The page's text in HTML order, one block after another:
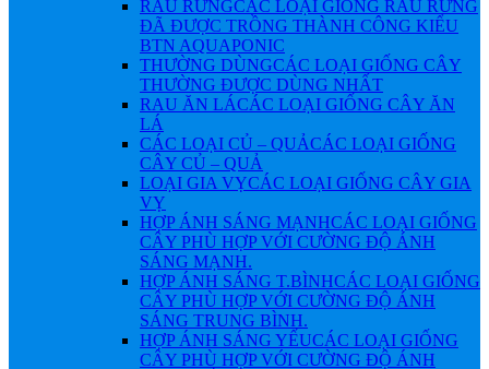
RAU RỪNGCÁC LOẠI GIỐNG RAU RỪNG
ĐÃ ĐƯỢC TRỒNG THÀNH CÔNG KIỂU
BTN AQUAPONIC
THƯỜNG DÙNGCÁC LOẠI GIỐNG CÂY
THƯỜNG ĐƯỢC DÙNG NHẤT
RAU ĂN LÁCÁC LOẠI GIỐNG CÂY ĂN
LÁ
CÁC LOẠI CỦ – QUẢCÁC LOẠI GIỐNG
CÂY CỦ – QUẢ
LOẠI GIA VỴCÁC LOẠI GIỐNG CÂY GIA
VỴ
HỢP ÁNH SÁNG MẠNHCÁC LOẠI GIỐNG
CÂY PHÙ HỢP VỚI CƯỜNG ĐỘ ÁNH
SÁNG MẠNH.
HỢP ÁNH SÁNG T.BÌNHCÁC LOẠI GIỐNG
CÂY PHÙ HỢP VỚI CƯỜNG ĐỘ ÁNH
SÁNG TRUNG BÌNH.
HỢP ÁNH SÁNG YẾUCÁC LOẠI GIỐNG
CÂY PHÙ HỢP VỚI CƯỜNG ĐỘ ÁNH